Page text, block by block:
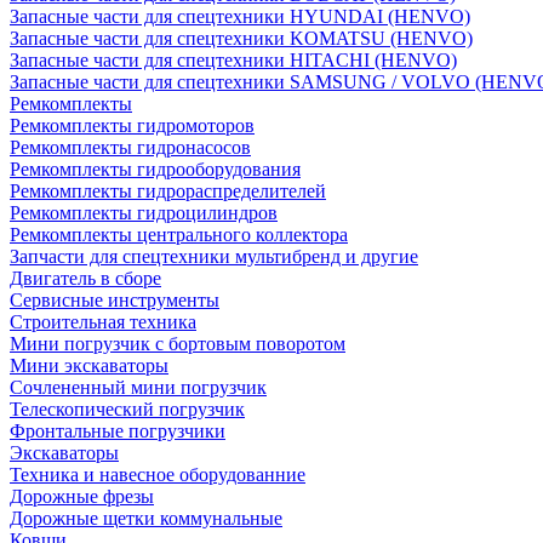
Запасные части для спецтехники HYUNDAI (HENVO)
Запасные части для спецтехники KOMATSU (HENVO)
Запасные части для спецтехники HITACHI (HENVO)
Запасные части для спецтехники SAMSUNG / VOLVO
Ремкомплекты
Ремкомплекты гидромоторов
Ремкомплекты гидронасосов
Ремкомплекты гидрооборудования
Ремкомплекты гидрораспределителей
Ремкомплекты гидроцилиндров
Ремкомплекты центрального коллектора
Запчасти для спецтехники мультибренд и другие
Двигатель в сборе
Сервисные инструменты
Строительная техника
Мини погрузчик с бортовым поворотом
Мини экскаваторы
Сочлененный мини погрузчик
Телескопический погрузчик
Фронтальные погрузчики
Экскаваторы
Техника и навесное оборудованние
Дорожные фрезы
Дорожные щетки коммунальные